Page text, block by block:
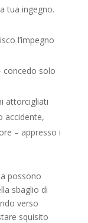
tua ingegno.
l’impegno
concedo solo
attorcigliati
accidente,
– appresso i
possono
sbaglio di
verso
squisito